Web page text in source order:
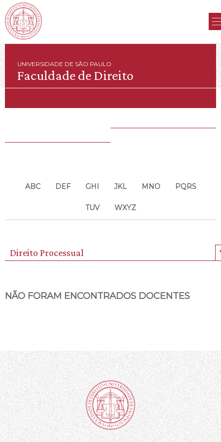
UNIVERSIDADE DE SÃO PAULO
Faculdade de Direito
ABC DEF GHI JKL MNO PQRS
TUV WXYZ
Direito Processual
NÃO FORAM ENCONTRADOS DOCENTES